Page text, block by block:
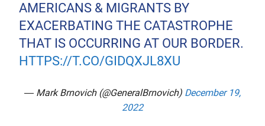
AMERICANS & MIGRANTS BY
EXACERBATING THE CATASTROPHE
THAT IS OCCURRING AT OUR BORDER.
HTTPS://T.CO/GIDQXJL8XU
— Mark Brnovich (@GeneralBrnovich) December 19,
2022